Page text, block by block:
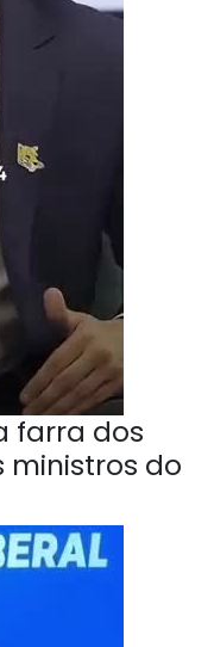
farra dos
ministros do